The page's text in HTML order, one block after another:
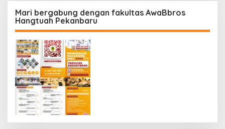
Mari bergabung dengan fakultas AwaBbros
Hangtuah Pekanbaru